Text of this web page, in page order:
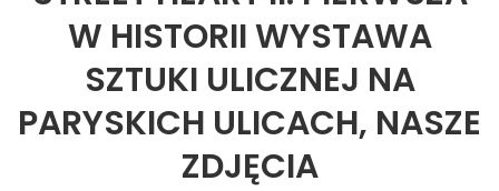
W HISTORII WYSTAWA
SZTUKI ULICZNEJ NA
PARYSKICH ULICACH, NASZE
ZDJĘCIA